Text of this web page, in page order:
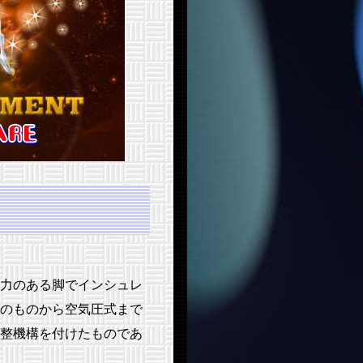
のある脚でインシュレ
ものから空気圧式まで
機構を付けたものであ